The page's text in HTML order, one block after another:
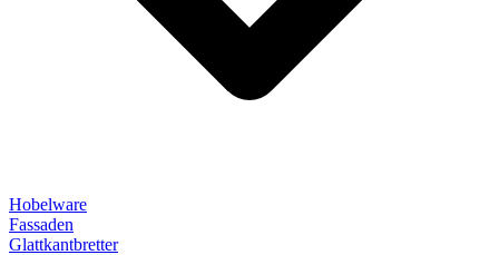
Hobelware
Fassaden
Glattkantbretter